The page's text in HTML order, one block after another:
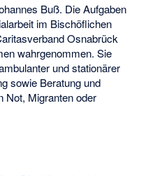
Buß. Die Aufgaben
im Bischöflichen
Osnabrück
wahrgenommen. Sie
und stationärer
sowie Beratung und
Not, Migranten oder